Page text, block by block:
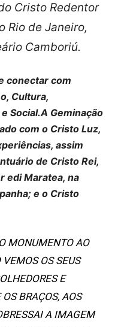
Cristo Redentor
Rio de Janeiro,
Camboriú.
conectar com
Cultura,
Social.A Geminação
com o Cristo Luz,
assim
de Cristo Rei,
edi Maratea, na
e o Cristo
MONUMENTO AO
VEMOS OS SEUS
E
BRAÇOS, AOS
A IMAGEM